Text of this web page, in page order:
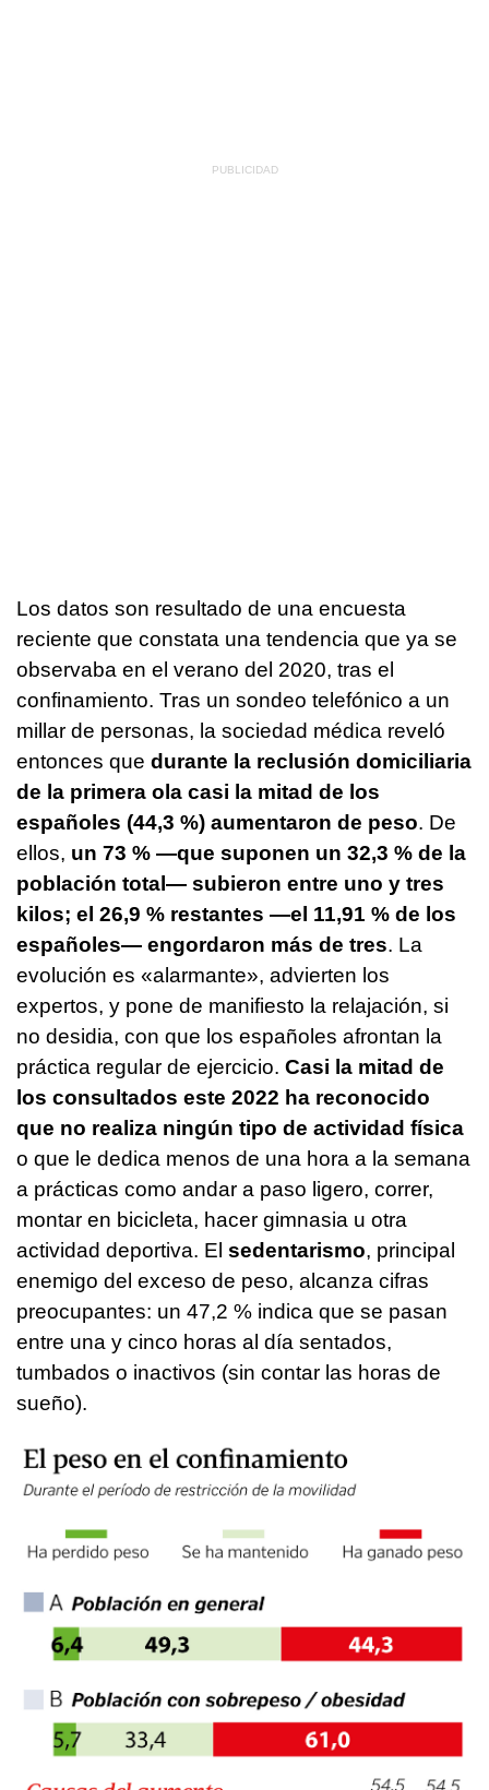
Los datos son resultado de una encuesta
reciente que constata una tendencia que ya se
observaba en el verano del 2020, tras el
confinamiento. Tras un sondeo telefónico a un
millar de personas, la sociedad médica reveló
entonces que durante la reclusión domiciliaria
de la primera ola casi la mitad de los
españoles (44,3 %) aumentaron de peso. De
ellos, un 73 % —que suponen un 32,3 % de la
población total— subieron entre uno y tres
kilos; el 26,9 % restantes —el 11,91 % de los
españoles— engordaron más de tres. La
evolución es «alarmante», advierten los
expertos, y pone de manifiesto la relajación, si
no desidia, con que los españoles afrontan la
práctica regular de ejercicio. Casi la mitad de
los consultados este 2022 ha reconocido
que no realiza ningún tipo de actividad física
o que le dedica menos de una hora a la semana
a prácticas como andar a paso ligero, correr,
montar en bicicleta, hacer gimnasia u otra
actividad deportiva. El sedentarismo, principal
enemigo del exceso de peso, alcanza cifras
preocupantes: un 47,2 % indica que se pasan
entre una y cinco horas al día sentados,
tumbados o inactivos (sin contar las horas de
sueño).